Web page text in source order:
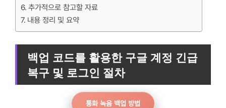
추가적으로 참고할 자료
내용 정리 및 요약
백업 코드를 활용한 구글 계정 긴급
복구 및 로그인 절차
통화 녹음 백업 방법